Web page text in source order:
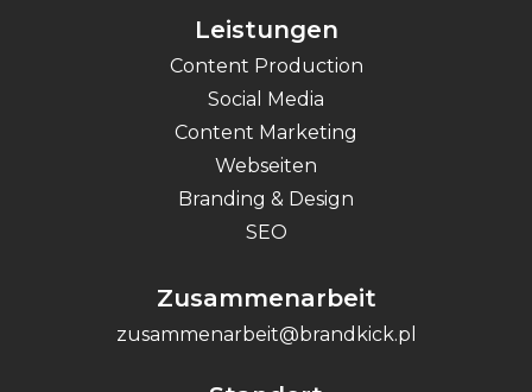
Leistungen
Content Production
Social Media
Content Marketing
Webseiten
Branding & Design
SEO
Zusammenarbeit
zusammenarbeit@brandkick.pl